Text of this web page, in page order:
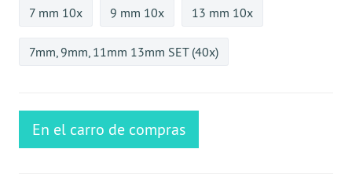
7 mm 10x 9 mm 10x 13 mm 10x
7mm, 9mm, 11mm 13mm SET (40x)
En el carro de compras